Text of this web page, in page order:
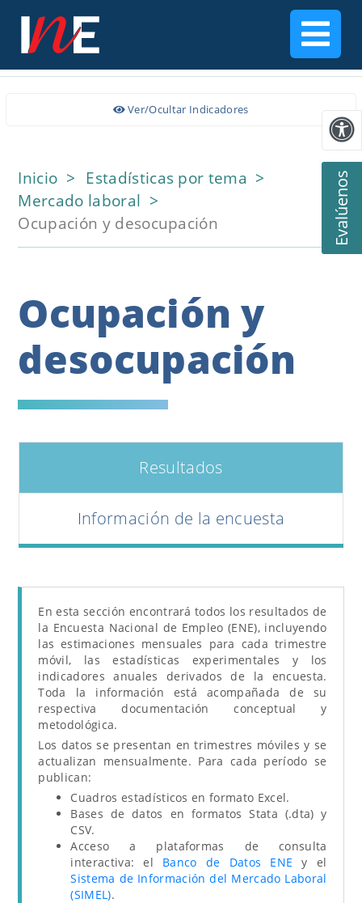
Evalúenos
Ver/Ocultar Indicadores
Inicio
Estadísticas por tema
Mercado laboral
Ocupación y desocupación
Ocupación y
desocupación
Resultados
Información de la encuesta
En esta sección encontrará todos los resultados de
la Encuesta Nacional de Empleo (ENE), incluyendo
las estimaciones mensuales para cada trimestre
móvil, las estadísticas experimentales y los
indicadores anuales derivados de la encuesta.
Toda la información está acompañada de su
respectiva documentación conceptual y
metodológica.
Los datos se presentan en trimestres móviles y se
actualizan mensualmente. Para cada período se
publican:
Cuadros estadísticos en formato Excel.
Bases de datos en formatos Stata (.dta) y
CSV.
Acceso a plataformas de consulta
interactiva: el Banco de Datos ENE y el
Sistema de Información del Mercado Laboral
(SIMEL).